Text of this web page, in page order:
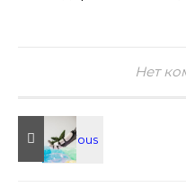
Нет